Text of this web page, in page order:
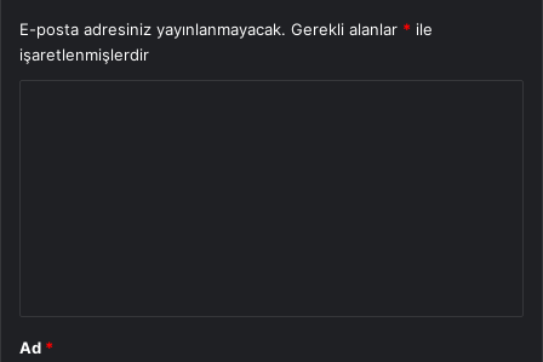
E-posta adresiniz yayınlanmayacak. Gerekli alanlar * ile
işaretlenmişlerdir
Ad *